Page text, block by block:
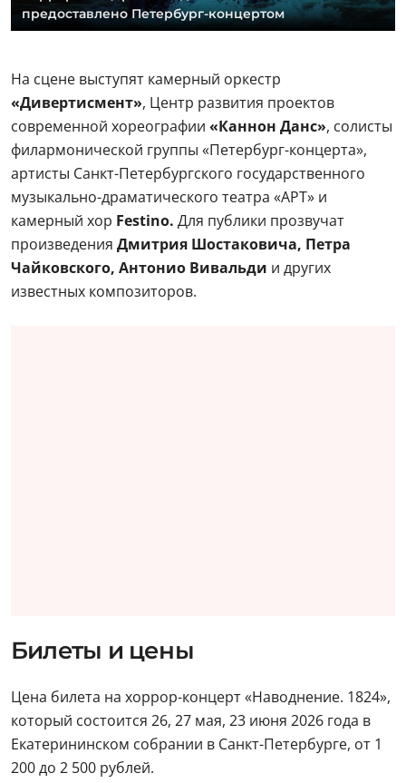
предоставлено Петербург-концертом
На сцене выступят камерный оркестр
«Дивертисмент», Центр развития проектов
современной хореографии «Каннон Данс», солисты
филармонической группы «Петербург-концерта»,
артисты Санкт-Петербургского государственного
музыкально-драматического театра «АРТ» и
камерный хор Festino. Для публики прозвучат
произведения Дмитрия Шостаковича, Петра
Чайковского, Антонио Вивальди и других
известных композиторов.
Билеты и цены
Цена билета на хоррор-концерт «Наводнение. 1824»,
который состоится 26, 27 мая, 23 июня 2026 года в
Екатерининском собрании в Санкт-Петербурге, от 1
200 до 2 500 рублей.